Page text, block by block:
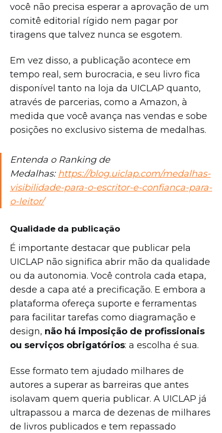
você não precisa esperar a aprovação de um
comitê editorial rígido nem pagar por
tiragens que talvez nunca se esgotem.
Em vez disso, a publicação acontece em
tempo real, sem burocracia, e seu livro fica
disponível tanto na loja da UICLAP quanto,
através de parcerias, como a Amazon, à
medida que você avança nas vendas e sobe
posições no exclusivo sistema de medalhas.
Entenda o Ranking de
Medalhas: https://blog.uiclap.com/medalhas-
visibilidade-para-o-escritor-e-confianca-para-
o-leitor/
Qualidade da publicação
É importante destacar que publicar pela
UICLAP não significa abrir mão da qualidade
ou da autonomia. Você controla cada etapa,
desde a capa até a precificação. E embora a
plataforma ofereça suporte e ferramentas
para facilitar tarefas como diagramação e
design, não há imposição de profissionais
ou serviços obrigatórios: a escolha é sua.
Esse formato tem ajudado milhares de
autores a superar as barreiras que antes
isolavam quem queria publicar. A UICLAP já
ultrapassou a marca de dezenas de milhares
de livros publicados e tem repassado